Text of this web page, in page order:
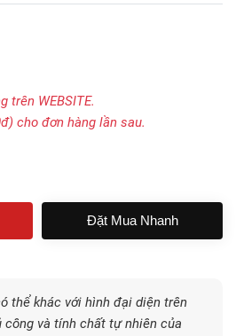
trên WEBSITE.
cho đơn hàng lần sau.
Đặt Mua Nhanh
thể khác với hình đại diện trên
và tính chất tự nhiên của